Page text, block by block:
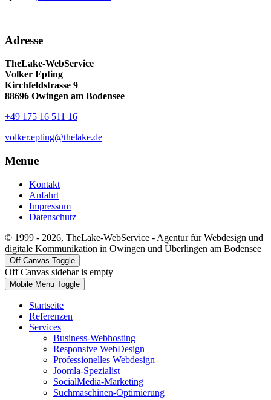
Adresse
TheLake-WebService
Volker Epting
Kirchfeldstrasse 9
88696 Owingen am Bodensee
+49 175 16 511 16
volker.epting@thelake.de
Menue
Kontakt
Anfahrt
Impressum
Datenschutz
© 1999 - 2026, TheLake-WebService - Agentur für Webdesign und
digitale Kommunikation in Owingen und Überlingen am Bodensee
Off-Canvas Toggle
Off Canvas sidebar is empty
Mobile Menu Toggle
Startseite
Referenzen
Services
Business-Webhosting
Responsive WebDesign
Professionelles Webdesign
Joomla-Spezialist
SocialMedia-Marketing
Suchmaschinen-Optimierung